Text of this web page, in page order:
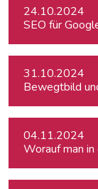
24.10.2024
SEO für
31.10.2024
Bewegtbild
04.11.2024
Worauf man in